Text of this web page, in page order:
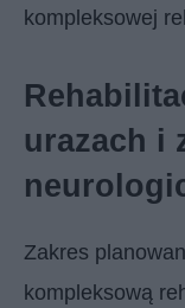
kompleksowej
urazach i
Zakres
kompleksową